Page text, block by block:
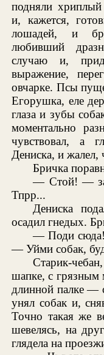
подняли хриплый
и, кажется,
лошадей, и
любивший
случаю и,
выражение,
овчарке. Псы
Егорушка, еле
глаза и зубы
моментально
чувствовал, а
Дениска, и жалел,
Бричка
— Стой! —
Тпрр...
Дениска
осадил гнедых.
— Поди сюда!
— Уйми собак,
Старик-
шапке, с грязным
длинной палке —
унял собак и,
Точно такая же
шевелясь, на
глядела на